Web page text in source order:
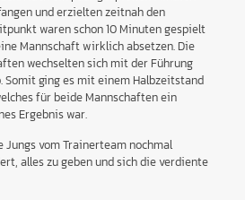
und erzielten zeitnah den
waren schon 10 Minuten gespielt
Mannschaft wirklich absetzen. Die
wechselten sich mit der Führung
Somit ging es mit einem Halbzeitstand
für beide Mannschaften ein
Ergebnis war.
Jungs vom Trainerteam nochmal
alles zu geben und sich die verdiente